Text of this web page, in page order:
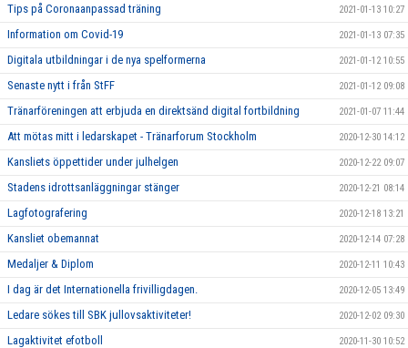
Tips på Coronaanpassad träning 2021-01-13 10:27
Information om Covid-19 2021-01-13 07:35
Digitala utbildningar i de nya spelformerna 2021-01-12 10:55
Senaste nytt i från StFF 2021-01-12 09:08
Tränarföreningen att erbjuda en direktsänd digital fortbildning 2021-01-07 11:44
Att mötas mitt i ledarskapet - Tränarforum Stockholm 2020-12-30 14:12
Kansliets öppettider under julhelgen 2020-12-22 09:07
Stadens idrottsanläggningar stänger 2020-12-21 08:14
Lagfotografering 2020-12-18 13:21
Kansliet obemannat 2020-12-14 07:28
Medaljer & Diplom 2020-12-11 10:43
I dag är det Internationella frivilligdagen. 2020-12-05 13:49
Ledare sökes till SBK jullovsaktiviteter! 2020-12-02 09:30
Lagaktivitet efotboll 2020-11-30 10:52